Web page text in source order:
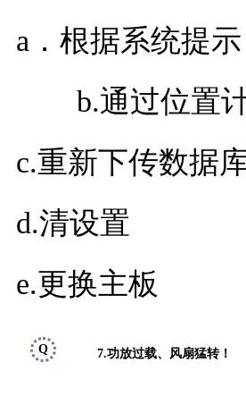
a．根据系统提
b.通过位置计
c.重新下传数据
d.清设置
e.更换主板
Q 7.功放过载、风扇猛转！